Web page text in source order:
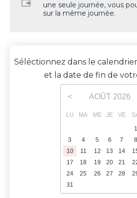
une seule journée, vous
sur la même journée.
Séléctionnez dans le
et la date de fin de
< AOÛT 2026
LU MA ME JE VE
1
3
4 5 6 7 8
10
11 12 13 14
17
18 19 20 21
24
25 26 27 28
31